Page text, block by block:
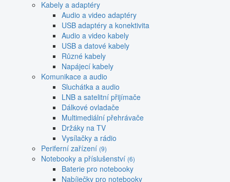
Kabely a adaptéry
Audio a video adaptéry
USB adaptéry a konektivita
Audio a video kabely
USB a datové kabely
Různé kabely
Napájecí kabely
Komunikace a audio
Sluchátka a audio
LNB a satelitní přijímače
Dálkové ovladače
Multimediální přehrávače
Držáky na TV
Vysílačky a rádio
Periferní zařízení (9)
Notebooky a příslušenství (6)
Baterie pro notebooky
Nabíječky pro notebooky